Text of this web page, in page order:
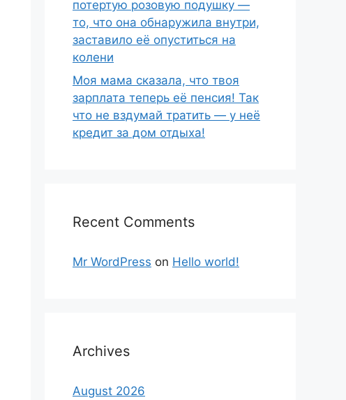
потертую розовую подушку —
то, что она обнаружила внутри,
заставило её опуститься на
колени
Моя мама сказала, что твоя
зарплата теперь её пенсия! Так
что не вздумай тратить — у неё
кредит за дом отдыха!
Recent Comments
Mr WordPress on Hello world!
Archives
August 2026